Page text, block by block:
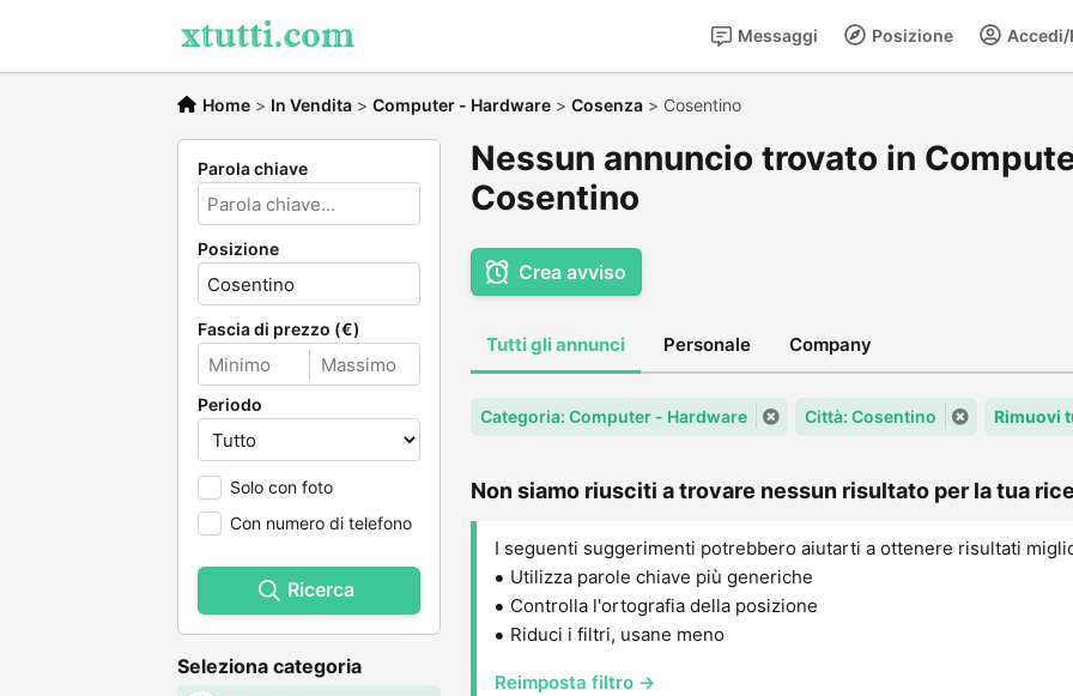
Posizione
Messaggi
Home > In Vendita > Computer - Hardware > Cosenza > Cosentino
Parola chiave
Posizione
Fascia di prezzo (€)
Periodo
Solo con foto
Con numero di telefono
Ricerca
Seleziona categoria
Nessun annuncio trovato in
Cosentino
Crea avviso
Tutti gli annunci Personale Company
Categoria: Computer - Hardware Città: Cosentino Rimuovi
Non siamo riusciti a trovare nessun risultato per la tua
I seguenti suggerimenti potrebbero aiutarti a ottenere risultati
Utilizza parole chiave più generiche
Controlla l'ortografia della posizione
Riduci i filtri, usane meno
Reimposta filtro →